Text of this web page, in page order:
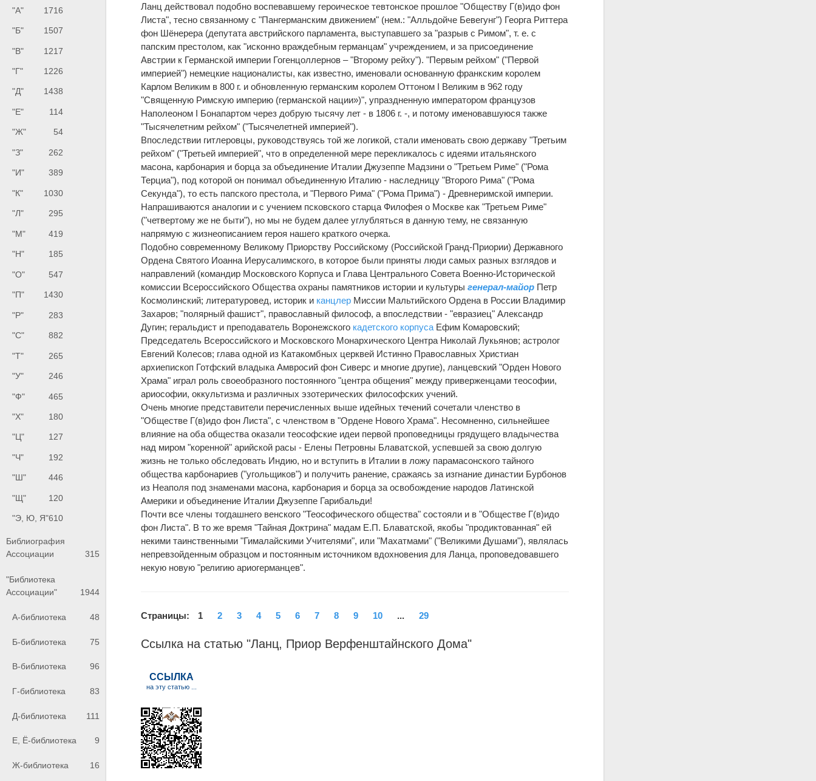
"А" 1716
"Б" 1507
"В" 1217
"Г" 1226
"Д" 1438
"Е" 114
"Ж" 54
"З" 262
"И" 389
"К" 1030
"Л" 295
"М" 419
"Н" 185
"О" 547
"П" 1430
"Р" 283
"С" 882
"Т" 265
"У" 246
"Ф" 465
"Х" 180
"Ц" 127
"Ч" 192
"Ш" 446
"Щ" 120
"Э, Ю, Я"610
Библиография
Ассоциации
315
"Библиотека
Ассоциации"
1944
А-библиотека 48
Б-библиотека 75
В-библиотека 96
Г-библиотека 83
Д-библиотека 111
Е, Ё-библиотека 9
Ж-библиотека 16
Ланц действовал подобно воспевавшему героическое тевтонское прошлое "Обществу Г(в)идо фон
Листа", тесно связанному с "Пангерманским движением" (нем.: "Алльдойче Бевегунг") Георга Риттера
фон Шёнерера (депутата австрийского парламента, выступавшего за "разрыв с Римом", т. е. с
папским престолом, как "исконно враждебным германцам" учреждением, и за присоединение
Австрии к Германской империи Гогенцоллернов – "Второму рейху"). "Первым рейхом" ("Первой
империей") немецкие националисты, как известно, именовали основанную франкским королем
Карлом Великим в 800 г. и обновленную германским королем Оттоном I Великим в 962 году
"Священную Римскую империю (германской нации»)", упраздненную императором французов
Наполеоном I Бонапартом через добрую тысячу лет - в 1806 г. -, и потому именовавшуюся также
"Тысячелетним рейхом" ("Тысячелетней империей").
Впоследствии гитлеровцы, руководствуясь той же логикой, стали именовать свою державу "Третьим
рейхом" ("Третьей империей", что в определенной мере перекликалось с идеями итальянского
масона, карбонария и борца за объединение Италии Джузеппе Мадзини о "Третьем Риме" ("Рома
Терциа"), под которой он понимал объединенную Италию - наследницу "Второго Рима" ("Рома
Секунда"), то есть папского престола, и "Первого Рима" ("Рома Прима") - Древнеримской империи.
Напрашиваются аналогии и с учением псковского старца Филофея о Москве как "Третьем Риме"
("четвертому же не быти"), но мы не будем далее углубляться в данную тему, не связанную
напрямую с жизнеописанием героя нашего краткого очерка.
Подобно современному Великому Приорству Российскому (Российской Гранд-Приории) Державного
Ордена Святого Иоанна Иерусалимского, в которое были приняты люди самых разных взглядов и
направлений (командир Московского Корпуса и Глава Центрального Совета Военно-Исторической
комиссии Всероссийского Общества охраны памятников истории и культурыгенерал-майор Петр
Космолинский; литературовед, историк и канцлер Миссии Мальтийского Ордена в России Владимир
Захаров; "полярный фашист", православный философ, а впоследствии - "евразиец" Александр
Дугин; геральдист и преподаватель Воронежского кадетского корпуса Ефим Комаровский;
Председатель Всероссийского и Московского Монархического Центра Николай Лукьянов; астролог
Евгений Колесов; глава одной из Катакомбных церквей Истинно Православных Христиан
архиепископ Готфский владыка Амвросий фон Сиверс и многие другие), ланцевский "Орден Нового
Храма" играл роль своеобразного постоянного "центра общения" между приверженцами теософии,
ариософии, оккультизма и различных эзотерических философских учений.
Очень многие представители перечисленных выше идейных течений сочетали членство в
"Обществе Г(в)идо фон Листа", с членством в "Ордене Нового Храма". Несомненно, сильнейшее
влияние на оба общества оказали теософские идеи первой проповедницы грядущего владычества
над миром "коренной" арийской расы - Елены Петровны Блаватской, успевшей за свою долгую
жизнь не только обследовать Индию, но и вступить в Италии в ложу парамасонского тайного
общества карбонариев ("угольщиков") и получить ранение, сражаясь за изгнание династии Бурбонов
из Неаполя под знаменами масона, карбонария и борца за освобождение народов Латинской
Америки и объединение Италии Джузеппе Гарибальди!
Почти все члены тогдашнего венского "Теософического общества" состояли и в "Обществе Г(в)идо
фон Листа". В то же время "Тайная Доктрина" мадам Е.П. Блаватской, якобы "продиктованная" ей
некими таинственными "Гималайскими Учителями", или "Махатмами" ("Великими Душами"), являлась
непревзойденным образцом и постоянным источником вдохновения для Ланца, проповедовавшего
некую новую "религию ариогерманцев".
Страницы: 1 2 3 4 5 6 7 8 9 10 ... 29
Ссылка на статью "Ланц, Приор Верфенштайнского Дома"